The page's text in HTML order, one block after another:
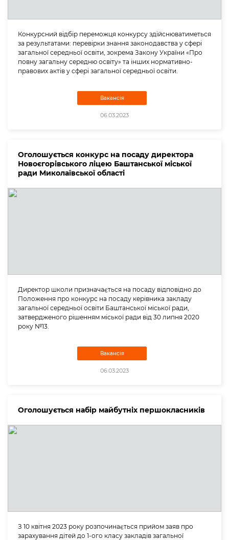
Конкурсний відбір переможця конкурсу здійснюватиметься
за результатами: перевірки знання законодавства у сфері
загальної середньої освіти, зокрема Закону України «Про
повну загальну середню освіту» та інших нормативно-
правових актів у сфері загальної середньої освіти.
Вакансія
06.03.2023
Оголошується конкурс на посаду директора
Новоєгорівського ліцею Баштанської міської
ради Миколаївської області
Директор школи призначається на посаду відповідно до
Положення про конкурс на посаду керівника закладу
загальної середньої освіти Баштанської міської ради,
затвердженого рішенням міської ради від 30 липня 2020
року №13.
Вакансія
06.03.2023
Оголошується набір майбутніх першокласників
З 10 квітня 2023 року розпочинається прийом заяв про
зарахування дітей до 1-ого класу закладів загальної